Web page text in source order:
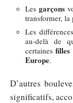
Lesgarçons
transformer,
Les
au-delà de
certainesfilles
Europe.
D’autres
significatifs,